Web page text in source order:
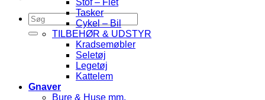
Tasker
Cykel – Bil
TILBEHØR & UDSTYR
Kradsemøbler
Seletøj
Legetøj
Kattelem
Gnaver
Bure & Huse mm.